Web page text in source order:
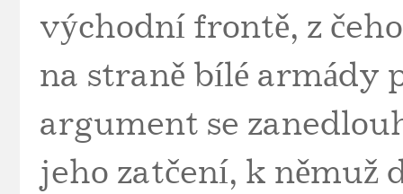
východní frontě, z
na straně bílé armády
argument se
jeho zatčení, k němuž